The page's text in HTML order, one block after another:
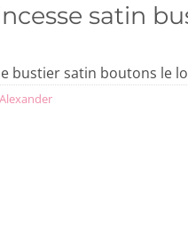
satin
bustier satin boutons le